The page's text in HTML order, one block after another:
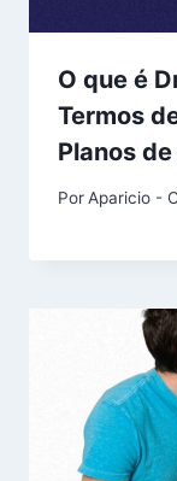
O que é
Termos
Planos
PorAparicio -